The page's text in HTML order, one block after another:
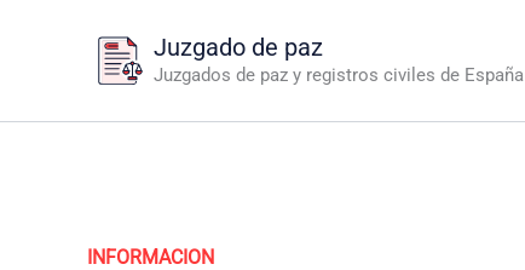
Juzgado de paz
Juzgados de paz y registros civiles de España
INFORMACION